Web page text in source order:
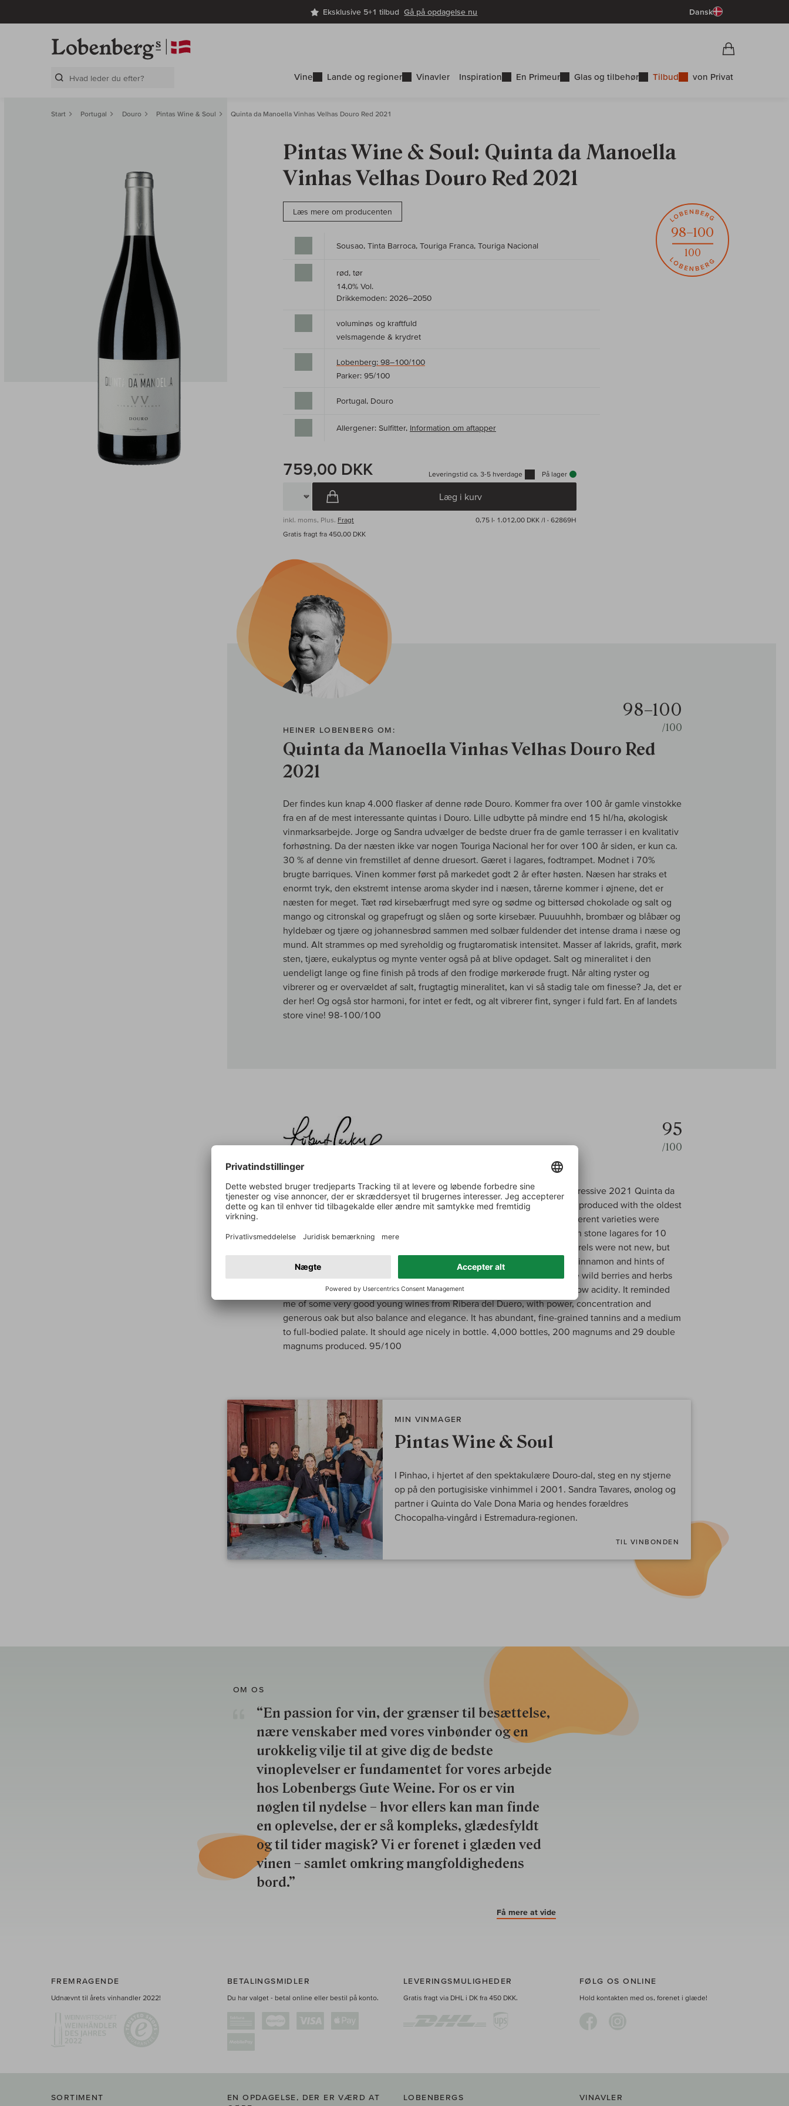
Eksklusive 5+1 tilbudGå på opdagelse nu Dansk
Vine Lande og regioner Vinavler Inspiration En Primeur Glas og tilbehør Tilbud von Privat
Start Portugal Douro Pintas Wine & Soul Quinta da Manoella Vinhas Velhas Douro Red 2021
Pintas Wine & Soul: Quinta da Manoella
Vinhas Velhas Douro Red 2021
Læs mere om producenten
98–100
100
Sousao, Tinta Barroca, Touriga Franca, Touriga Nacional
rød, tør
14,0% Vol.
Drikkemoden: 2026–2050
voluminøs og kraftfuld
velsmagende & krydret
Lobenberg: 98–100/100
Parker: 95/100
Portugal, Douro
Allergener: Sulfitter, Information om aftapper
759,00 DKK Leveringstid ca. 3-5 hverdage På lager
Læg i kurv
inkl. moms, Plus. Fragt 0,75 l· 1.012,00 DKK /l · 62869H
Gratis fragt fra 450,00 DKK
HEINER LOBENBERG OM:
Quinta da Manoella Vinhas Velhas Douro Red
2021
98–100
/100
Der findes kun knap 4.000 flasker af denne røde Douro. Kommer fra over 100 år gamle vinstokke
fra en af de mest interessante quintas i Douro. Lille udbytte på mindre end 15 hl/ha, økologisk
vinmarksarbejde. Jorge og Sandra udvælger de bedste druer fra de gamle terrasser i en kvalitativ
forhøstning. Da der næsten ikke var nogen Touriga Nacional her for over 100 år siden, er kun ca.
30 % af denne vin fremstillet af denne druesort. Gæret i lagares, fodtrampet. Modnet i 70%
brugte barriques. Vinen kommer først på markedet godt 2 år efter høsten. Næsen har straks et
enormt tryk, den ekstremt intense aroma skyder ind i næsen, tårerne kommer i øjnene, det er
næsten for meget. Tæt rød kirsebærfrugt med syre og sødme og bittersød chokolade og salt og
mango og citronskal og grapefrugt og slåen og sorte kirsebær. Puuuuhhh, brombær og blåbær og
hyldebær og tjære og johannesbrød sammen med solbær fuldender det intense drama i næse og
mund. Alt strammes op med syreholdig og frugtaromatisk intensitet. Masser af lakrids, grafit, mørk
sten, tjære, eukalyptus og mynte venter også på at blive opdaget. Salt og mineralitet i den
uendeligt lange og fine finish på trods af den frodige mørkerøde frugt. Når alting ryster og
vibrerer og er overvældet af salt, frugtagtig mineralitet, kan vi så stadig tale om finesse? Ja, det er
der her! Og også stor harmoni, for intet er fedt, og alt vibrerer fint, synger i fuld fart. En af landets
store vine! 98-100/100
95
/100
Parker om:
A few days after I tasted the bulk of their wines, I had a bottle of the impressive 2021 Quinta da
Manoella Vinhas Velhas, which they forgot to bring to the tasting. It was produced with the oldest
vines on the property, planted some 120 years ago. The close to 30 different varieties were
picked together on September 28th and vinified, partially destemmed, in stone lagares for 10
days. Aging was in French oak barrels and lasted for 22 months. The barrels were not new, but
they marked the wine with intense aromas of sweet spices, vanilla and cinnamon and hints of
toast and smoke, giving it a balsamic personality. It also has notes of ripe wild berries and herbs
and a sense of ripeness but without excess. It has 14% alcohol and mellow acidity. It reminded
me of some very good young wines from Ribera del Duero, with power, concentration and
generous oak but also balance and elegance. It has abundant, fine-grained tannins and a medium
to full-bodied palate. It should age nicely in bottle. 4,000 bottles, 200 magnums and 29 double
magnums produced. 95/100
MIN VINMAGER
Pintas Wine & Soul
I Pinhao, i hjertet af den spektakulære Douro-dal, steg en ny stjerne
op på den portugisiske vinhimmel i 2001. Sandra Tavares, ønolog og
partner i Quinta do Vale Dona Maria og hendes forældres
Chocopalha-vingård i Estremadura-regionen.
TIL VINBONDEN
OM OS
“En passion for vin, der grænser til besættelse,
nære venskaber med vores vinbønder og en
urokkelig vilje til at give dig de bedste
vinoplevelser er fundamentet for vores arbejde
hos Lobenbergs Gute Weine. For os er vin
nøglen til nydelse – hvor ellers kan man finde
en oplevelse, der er så kompleks, glædesfyldt
og til tider magisk? Vi er forenet i glæden ved
vinen – samlet omkring mangfoldighedens
bord.”
Få mere at vide
FREMRAGENDE
Udnævnt til årets vinhandler 2022!
BETALINGSMIDLER
Du har valget - betal online eller bestil på konto.
LEVERINGSMULIGHEDER
Gratis fragt via DHL i DK fra 450 DKK.
FØLG OS ONLINE
Hold kontakten med os, forenet i glæde!
SORTIMENT
EN OPDAGELSE, DER ER VÆRD AT
LOBENBERGS VINAVLER